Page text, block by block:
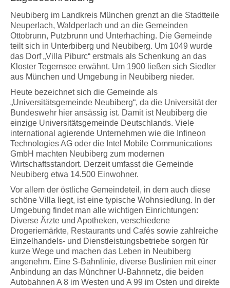
Neubiberg im Landkreis München grenzt an die Stadtteile
Neuperlach, Waldperlach und an die Gemeinden
Ottobrunn, Putzbrunn und Unterhaching. Die Gemeinde
teilt sich in Unterbiberg und Neubiberg. Um 1049 wurde
das Dorf „Villa Piburc“ erstmals als Schenkung an das
Kloster Tegernsee erwähnt. Um 1900 ließen sich Siedler
aus München und Umgebung in Neubiberg nieder.
Heute bezeichnet sich die Gemeinde als
„Universitätsgemeinde Neubiberg“, da die Universität der
Bundeswehr hier ansässig ist. Damit ist Neubiberg die
einzige Universitätsgemeinde Deutschlands. Viele
international agierende Unternehmen wie die Infineon
Technologies AG oder die Intel Mobile Communications
GmbH machten Neubiberg zum modernen
Wirtschaftsstandort. Derzeit umfasst die Gemeinde
Neubiberg etwa 14.500 Einwohner.
Vor allem der östliche Gemeindeteil, in dem auch diese
schöne Villa liegt, ist eine typische Wohnsiedlung. In der
Umgebung findet man alle wichtigen Einrichtungen:
Diverse Ärzte und Apotheken, verschiedene
Drogeriemärkte, Restaurants und Cafés sowie zahlreiche
Einzelhandels- und Dienstleistungsbetriebe sorgen für
kurze Wege und machen das Leben in Neubiberg
angenehm. Eine S-Bahnlinie, diverse Buslinien mit einer
Anbindung an das Münchner U-Bahnnetz, die beiden
Autobahnen A 8 im Westen und A 99 im Osten und direkte